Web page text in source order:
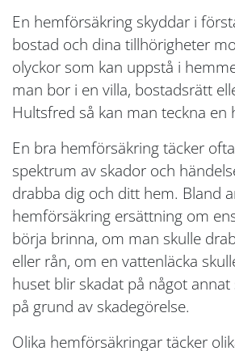
En hemförsäkring skyddar i
bostad och dina tillhörigheter
olyckor som kan uppstå i
man bor i en villa, bostadsrätt
Hultsfred så kan man teckna en
En bra hemförsäkring täcker
spektrum av skador och
drabba dig och ditt hem. Bland
hemförsäkring ersättning om
börja brinna, om man skulle
eller rån, om en vattenläcka
huset blir skadat på något
på grund av skadegörelse.
Olika hemförsäkringar täcker